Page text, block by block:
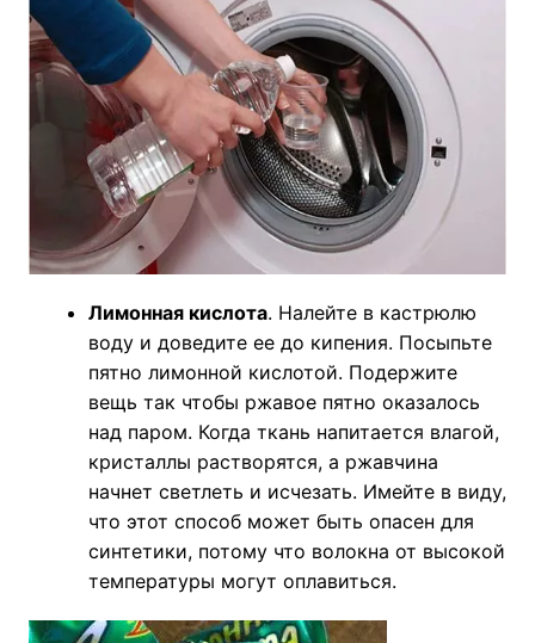
Лимонная кислота. Налейте в кастрюлю
воду и доведите ее до кипения. Посыпьте
пятно лимонной кислотой. Подержите
вещь так чтобы ржавое пятно оказалось
над паром. Когда ткань напитается влагой,
кристаллы растворятся, а ржавчина
начнет светлеть и исчезать. Имейте в виду,
что этот способ может быть опасен для
синтетики, потому что волокна от высокой
температуры могут оплавиться.